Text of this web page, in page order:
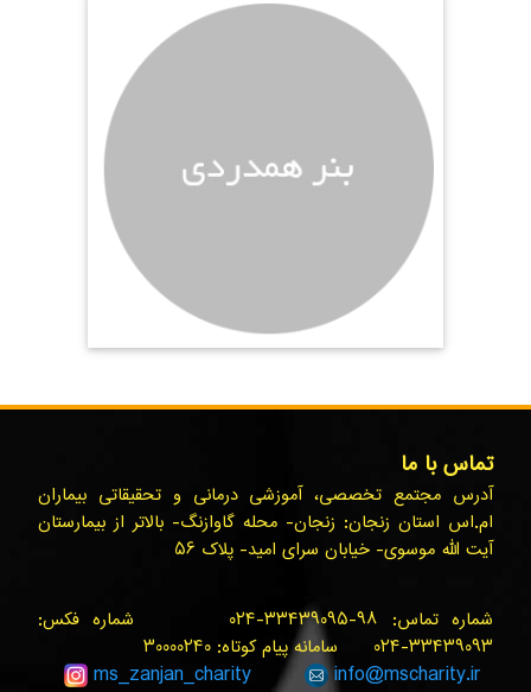
تماس با ما
آدرس مجتمع تخصصی، آموزشی درمانی و تحقیقاتی بیماران
ام.اس استان زنجان: زنجان- محله گاوازنگ- بالاتر از بیمارستان
آیت الله موسوی- خیابان سرای امید- پلاک ۵۶
شماره تماس: ۹۸-۳۳۴۳۹۰۹۵-۰۲۴ شماره فکس:
۳۳۴۳۹۰۹۳-۰۲۴ سامانه پیام کوتاه: ۳۰۰۰۰۲۴۰
ms_zanjan_charity info@mscharity.ir